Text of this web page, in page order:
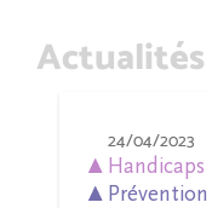
Actualités
24/04/2023
Handicaps